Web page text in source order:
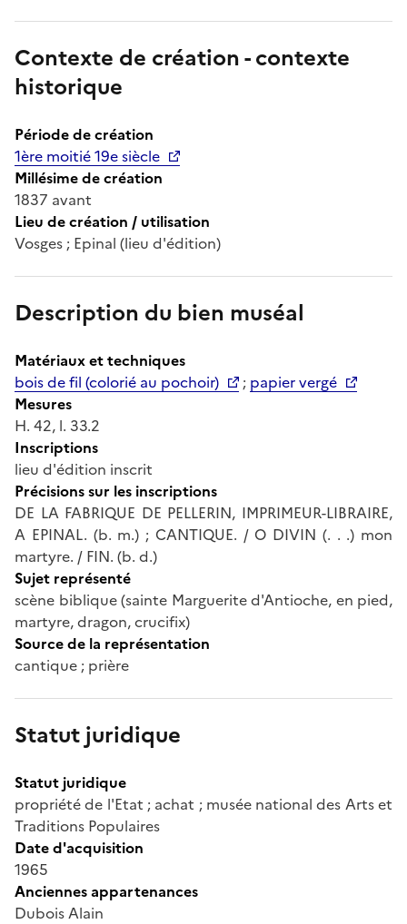
Contexte de création - contexte
historique
Période de création
1ère moitié 19e siècle
Millésime de création
1837 avant
Lieu de création / utilisation
Vosges ; Epinal (lieu d'édition)
Description du bien muséal
Matériaux et techniques
bois de fil (colorié au pochoir)
; papier vergé
Mesures
H. 42, l. 33.2
Inscriptions
lieu d'édition inscrit
Précisions sur les inscriptions
DE LA FABRIQUE DE PELLERIN, IMPRIMEUR-LIBRAIRE,
A EPINAL. (b. m.) ; CANTIQUE. / O DIVIN (. . .) mon
martyre. / FIN. (b. d.)
Sujet représenté
scène biblique (sainte Marguerite d'Antioche, en pied,
martyre, dragon, crucifix)
Source de la représentation
cantique ; prière
Statut juridique
Statut juridique
propriété de l'Etat ; achat ; musée national des Arts et
Traditions Populaires
Date d'acquisition
1965
Anciennes appartenances
Dubois Alain